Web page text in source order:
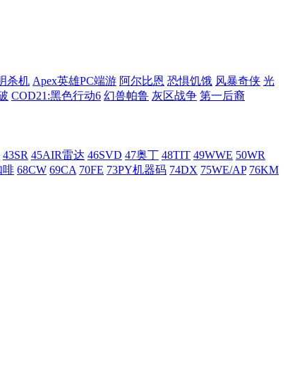
杀机 Apex英雄PC端游 阿尔比恩 恐惧饥饿 风暴奇侠 光
COD21:黑色行动6 幻兽帕鲁 灰区战争 第一后裔
43SR 45AIR雷达 46SVD 47奥丁 48TIT 49WWE 50WR
啡 68CW 69CA 70FE 73PY机器码 74DX 75WE/AP 76KM